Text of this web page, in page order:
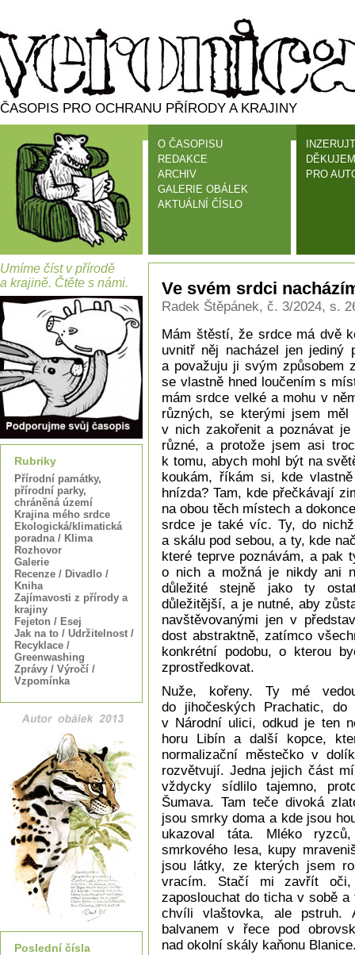
ČASOPIS PRO OCHRANU PŘÍRODY A KRAJINY
O ČASOPISU
REDAKCE
ARCHIV
GALERIE OBÁLEK
AKTUÁLNÍ ČÍSLO
PRO
Umíme číst v přírodě
a krajině. Čtěte s námi.
Rubriky
Přírodní památky,
přírodní parky,
chráněná území
Krajina mého srdce
Ekologická/klimatická
poradna / Klima
Rozhovor
Galerie
Recenze / Divadlo /
Kniha
Zajímavosti z přírody a
krajiny
Fejeton / Esej
Jak na to / Udržitelnost /
Recyklace /
Greenwashing
Zprávy / Výročí /
Vzpomínka
Poslední čísla
Ve svém srdci
Radek Štěpánek, č. 3/2024, s.
Mám štěstí, že srdce má dvě
uvnitř něj nacházel jen jediný
a považuju ji svým způsobem
se vlastně hned loučením s
mám srdce velké a mohu v
různých, se kterými jsem
v nich zakořenit a poznávat
různé, a protože jsem asi
k tomu, abych mohl být na
koukám, říkám si, kde
hnízda? Tam, kde přečkávají
na obou těch místech a
srdce je také víc. Ty, do
a skálu pod sebou, a ty, kde
které teprve poznávám, a pak
o nich a možná je nikdy ani
důležité stejně jako ty
důležitější, a je nutné, aby
navštěvovanými jen v
dost abstraktně, zatímco
konkrétní podobu, o kterou
zprostředkovat.
Nuže, kořeny. Ty mé
do jihočeských Prachatic,
v Národní ulici, odkud je ten
horu Libín a další kopce,
normalizační městečko v
rozvětvují. Jedna jejich část
vždycky sídlilo tajemno,
Šumava. Tam teče divoká
jsou smrky doma a kde jsou
ukazoval táta. Mléko
smrkového lesa, kupy
jsou látky, ze kterých jsem
vracím. Stačí mi zavřít
zaposlouchat do ticha v sobě
chvíli vlaštovka, ale
balvanem v řece pod
nad okolní skály kaňonu